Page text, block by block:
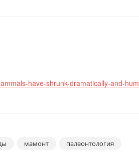
have-shrunk-dramatically-and-
мамонт
палеонтология